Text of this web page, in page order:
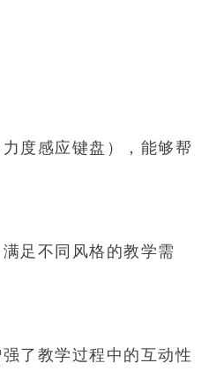
度感应键盘），能够帮
足不同风格的教学需
了教学过程中的互动性